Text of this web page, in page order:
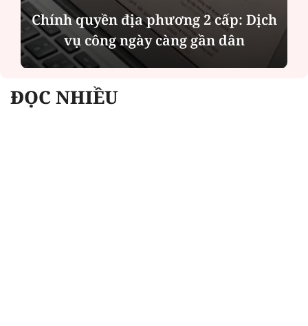
Chính quyền địa phương 2 cấp: Dịch
vụ công ngày càng gần dân
ĐỌC NHIỀU